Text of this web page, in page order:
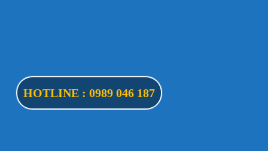
HOTLINE : 0989 046 187